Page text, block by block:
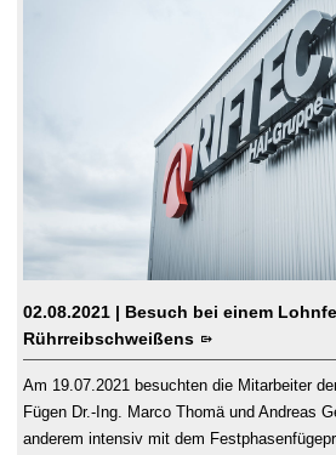
02.08.2021 | Besuch bei einem
Rührreibschweißens
Am 19.07.2021 besuchten die Mitarbeiter
Fügen Dr.-Ing. Marco Thomä und Andreas
anderem intensiv mit dem